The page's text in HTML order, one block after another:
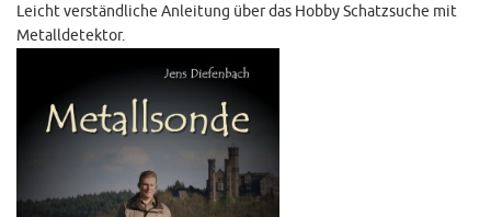
Leicht verständliche Anleitung über das Hobby Schatzsuche mit
Metalldetektor.